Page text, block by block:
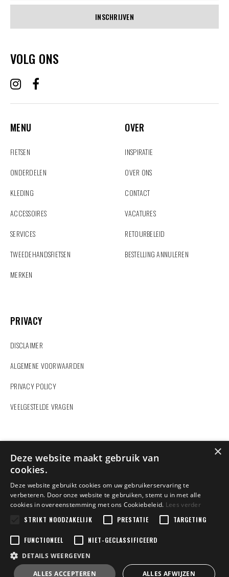
INSCHRIJVEN
VOLG ONS
MENU
FIETSEN
ONDERDELEN
KLEDING
ACCESSOIRES
SERVICES
TWEEDEHANDSFIETSEN
MERKEN
OVER
INSPIRATIE
OVER ONS
CONTACT
VACATURES
RETOURBELEID
BESTELLING ANNULEREN
PRIVACY
DISCLAIMER
ALGEMENE VOORWAARDEN
PRIVACY POLICY
VEELGESTELDE VRAGEN
ZOEKEN
Vindt u hier niet wat u zoekt?
Contacteer onsen wij helpen u verder.
Copyright 2022 Dexters Sport | BE0458848602 | Design by
Jakobus.Corneel | Powered byTilroy
×
Deze website maakt gebruik van
cookies.
Deze website gebruikt cookies om uw gebruikerservaring te
verbeteren. Door onze website te gebruiken, stemt u in met alle
cookies in overeenstemming met ons Cookiebeleid. Lees verder
STRIKT NOODZAKELIJK
PRESTATIE TARGETING
FUNCTIONEEL
NIET-GECLASSIFICEERD
DETAILS WEERGEVEN
ALLES ACCEPTEREN ALLES AFWIJZEN